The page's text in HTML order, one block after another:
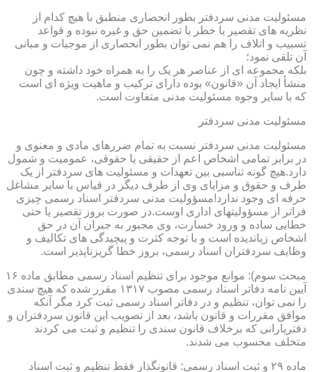
مسئولیت مدنی سردفتر بطور انحصاری منطبق با هیچ کدام از
نظریه های تقصیر یا خطر یا تضمین حق و غیره نبوده و قواعد
تسبیب و اتلاف را هم نمی توان بطور انحصاری از موجبات و مبانی
آن تلقی نمود؛
بلکه مجموعه ای از عناصر هر یک را به همراه خود داشته و چون
منشأ ایجاد آن «قانون» بوده دارای ترکیب و ماهیت ویژه ای است
که با سایر وجوه مسئولیت مدنی متفاوت است.
مسئولیت مدنی سردفتر
مسئولیت مدنی سردفتر نسبت به تمام ضررهای مادی و معنوی و
در برابر تمامی اشخاص اعم از حقیقی یا حقوقی، عمومیت و شمول
دارد.هیچ گونه تناسبی بین تعهدات و مسئولیت های سردفتر از یک
طرف و حقوق و مزایای وی از طرف دیگر در قیاس با سایر مشاغل
حرفه ای وجود ندارد!مسؤولیت مدنی سردفتر اسناد رسمی چیزی
فراتر از مسؤولیتهای اداری اوست.در صورت بروز تقصیر یا حتی
خطایی ساده و ورود خسارت، وی مجبور به جبران آن در حق
اشخاص زیاندیده است و با توجه کثرت و پیچیدگی های تکالیف و
وظایف سردفتران اسناد رسمی، بروز خطا گریزناپذیر است.
مبحث سوم): موانع موجود برای تنظیم اسناد رسمی مطابق ماده ۱۶
آیین نامه دفاتر اسناد رسمی مصوب ۱۳۱۷ مقرر شده که هیچ سندی
را نمی توان، تنظیم و در دفاتر اسناد رسمی ثبت کرد مگر آنکه
موافق مقررات و قانون باشد، بعد از تصویب این قانون سردفتران و
دفتریارانی که برخلاف قانون سندی را تنظیم و ثبت می کردند
متخلف محسوب می شدند.
ماده ۲۹ و ثبت اسناد رسمی: قانونگذار فقط تنظیم و ثبت اسناد